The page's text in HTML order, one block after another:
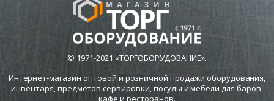
© 1971-2021 «ТОРГОБОРУДОВАНИЕ».
Интернет-магазин оптовой и розничной продажи оборудования,
инвентаря, предметов сервировки, посуды и мебели для баров,
кафе и ресторанов.